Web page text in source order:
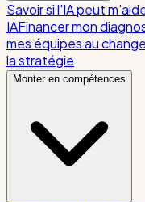
Savoir si l'IA peut
IAFinancer mon
mes équipes au
la stratégie
Monter en compétences